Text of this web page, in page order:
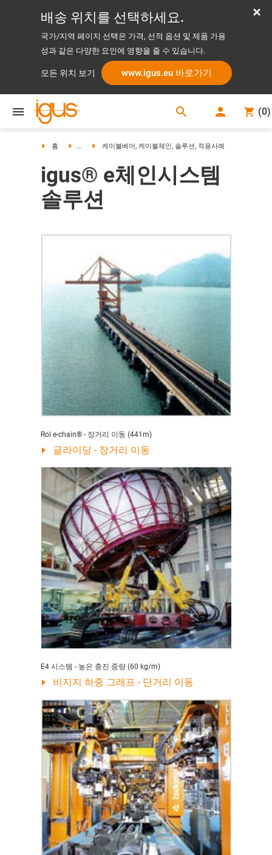
배송 위치를 선택하세요.
국가/지역 페이지 선택은 가격, 선적 옵션 및 제품 가용
성과 같은 다양한 요인에 영향을 줄 수 있습니다.
모든 위치 보기 www.igus.eu 바로가기
search (0)
홈 ... 케이블베어, 케이블체인, 솔루션, 적용사례
igus® e체인시스템
솔루션
Rol e-chain® - 장거리 이동 (441m)
글라이딩 - 장거리 이동
E4 시스템 - 높은 충진 중량 (60 kg/m)
비지지 하중 그래프 - 단거리 이동